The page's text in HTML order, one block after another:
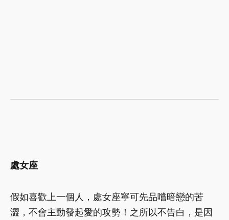
處女座
假如喜歡上一個人，處女座寧可先品嚐暗戀的苦
澀，不會主動發起愛的攻勢！之所以不告白，是因